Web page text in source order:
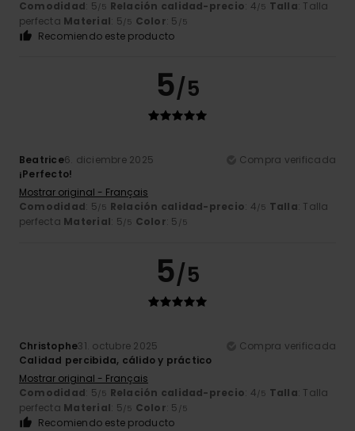
Comodidad: 5/5 Relación calidad-precio: 4/5 Talla: Talla
perfecta Material: 5/5 Color: 5 /5
Recomiendo este producto
5/5
Beatrice6. diciembre 2025
Compra verificada
¡Perfecto!
Mostrar original - Français
Comodidad: 5/5 Relación calidad-precio: 4/5 Talla: Talla
perfecta Material: 5/5 Color: 5 /5
5/5
Christophe31. octubre 2025
Compra verificada
Calidad percibida, cálido y práctico
Mostrar original - Français
Comodidad: 5/5 Relación calidad-precio: 4/5 Talla: Talla
perfecta Material: 5/5 Color: 5 /5
Recomiendo este producto